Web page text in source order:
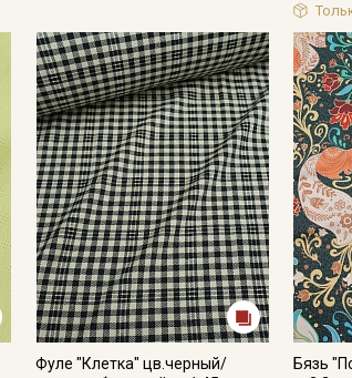
Фуле "Клетка" цв.черный/
Бязь